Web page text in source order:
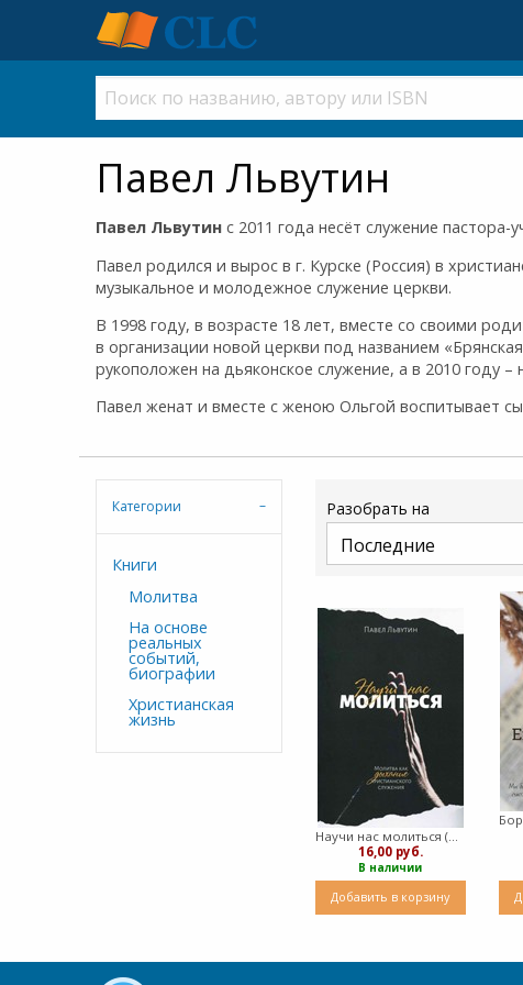
Павел Львутин
Павел Львутин c 2011 года несёт служение
Павел родился и вырос в г. Курске (Россия) в
музыкальное и молодежное служение церкви.
В 1998 году, в возрасте 18 лет, вместе со своими
в организации новой церкви под названием
рукоположен на дьяконское служение, а в 2010 году –
Павел женат и вместе с женою Ольгой воспитывает
Разобрать на
16,00 руб.
В наличии
Добавить в корзину
Категории
Книги
Молитва
На основе
реальных
событий,
биографии
Христианская
жизнь